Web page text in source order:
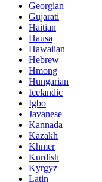
Georgian
Gujarati
Haitian
Hausa
Hawaiian
Hebrew
Hmong
Hungarian
Icelandic
Igbo
Javanese
Kannada
Kazakh
Khmer
Kurdish
Kyrgyz
Latin